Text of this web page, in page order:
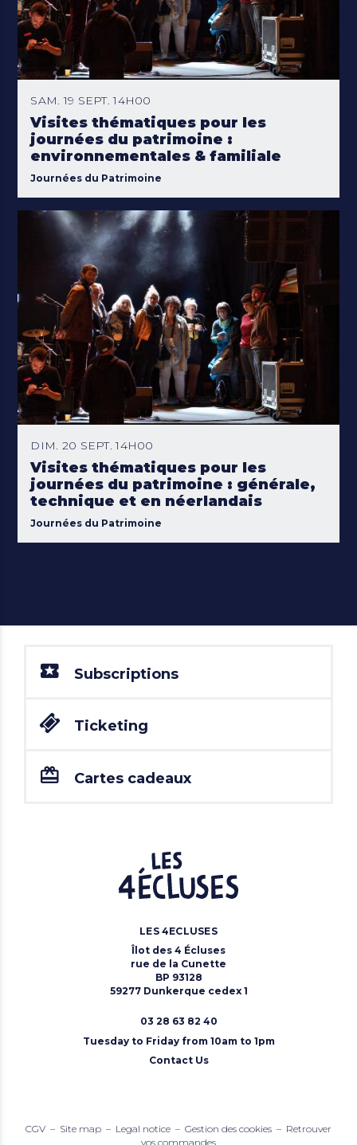
SAM. 19 SEPT. 14H00
Visites thématiques pour les
journées du patrimoine :
environnementales & familiale
Journées du Patrimoine
DIM. 20 SEPT. 14H00
Visites thématiques pour les
journées du patrimoine : générale,
technique et en néerlandais
Journées du Patrimoine
Subscriptions
Ticketing
Cartes cadeaux
LES 4ECLUSES
Îlot des 4 Écluses
rue de la Cunette
BP 93128
59277 Dunkerque cedex 1
03 28 63 82 40
Tuesday to Friday from 10am to 1pm
Contact Us
CGV Site map Legal notice Gestion des cookies
Retrouver
vos commandes